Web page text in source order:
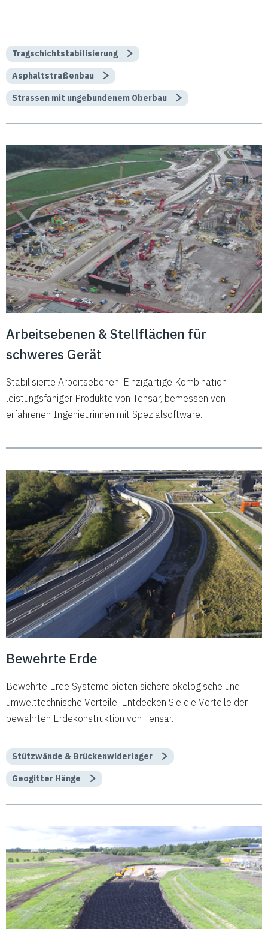
Tragschichtstabilisierung
Asphaltstraßenbau
Strassen mit ungebundenem Oberbau
Arbeitsebenen & Stellflächen für
schweres Gerät
Stabilisierte Arbeitsebenen: Einzigartige Kombination
leistungsfähiger Produkte von Tensar, bemessen von
erfahrenen Ingenieurinnen mit Spezialsoftware.
Bewehrte Erde
Bewehrte Erde Systeme bieten sichere ökologische und
umwelttechnische Vorteile. Entdecken Sie die Vorteile der
bewährten Erdekonstruktion von Tensar.
Stützwände & Brückenwiderlager
Geogitter Hänge